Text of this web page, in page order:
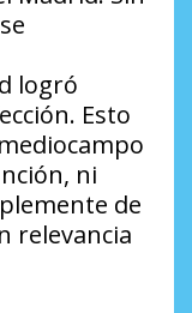
logró
Esto
ni
de
relevancia